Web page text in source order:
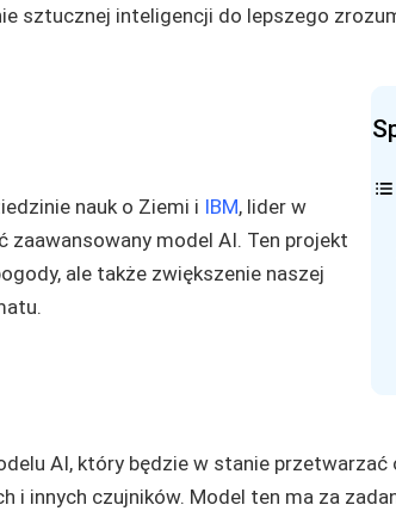
sztucznej inteligencji do lepszego
nauk o Ziemi i IBM, lider w
zaawansowany model AI. Ten projekt
ale także zwiększenie naszej
AI, który będzie w stanie
i innych czujników. Model ten ma za